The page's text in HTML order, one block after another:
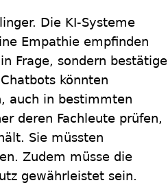
Die KI-Systeme
Empathie empfinden
Frage, sondern bestätige
könnten
auch in bestimmten
deren Fachleute prüfen,
Sie müssten
Zudem müsse die
gewährleistet sein.